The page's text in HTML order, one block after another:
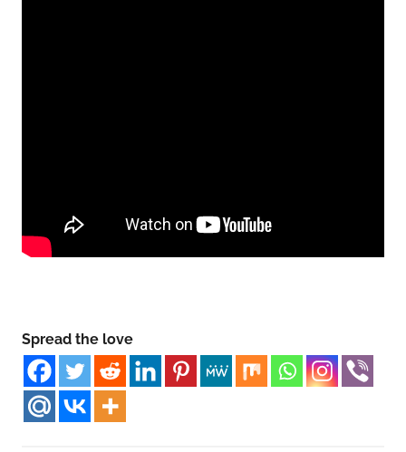
Spread the love